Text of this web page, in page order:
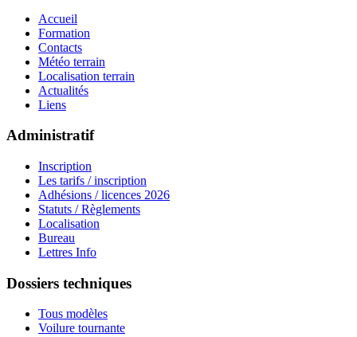
Accueil
Formation
Contacts
Météo terrain
Localisation terrain
Actualités
Liens
Administratif
Inscription
Les tarifs / inscription
Adhésions / licences 2026
Statuts / Règlements
Localisation
Bureau
Lettres Info
Dossiers techniques
Tous modèles
Voilure tournante